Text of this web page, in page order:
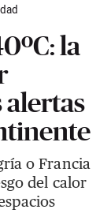
la
alertas
o Francia
del calor